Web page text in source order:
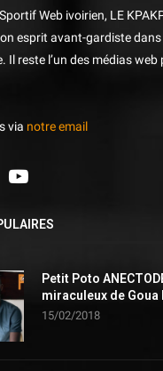
Web ivoirien, LE
esprit avant-gardiste dans
Il reste l’un des médias web
via notre email
Petit Poto
miraculeux de Goua
15/02/2018